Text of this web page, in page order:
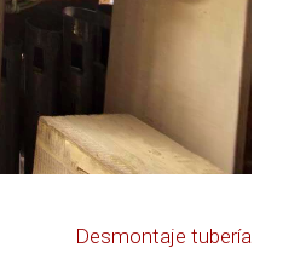
Desmontaje tubería